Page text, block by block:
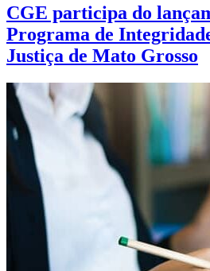
CGE participa do
Programa de
Justiça de Mato Grosso